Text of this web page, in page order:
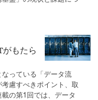
がもたら
っている「データ流
慮すべきポイント、取
の第1回では、データ